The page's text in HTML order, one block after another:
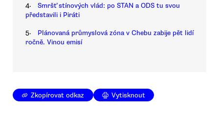
4.
Smršť stínových vlád: po STAN a ODS tu svou
představili i Piráti
5.
Plánovaná průmyslová zóna v Chebu zabije pět lidí
ročně. Vinou emisí
Zkopírovat odkaz Vytisknout